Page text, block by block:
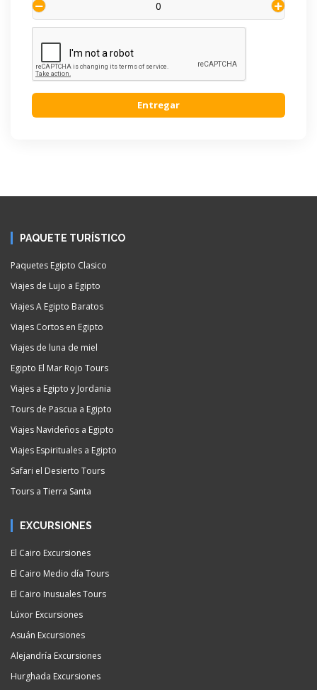
Entregar
PAQUETE TURÍSTICO
Paquetes Egipto Clasico
Viajes de Lujo a Egipto
Viajes A Egipto Baratos
Viajes Cortos en Egipto
Viajes de luna de miel
Egipto El Mar Rojo Tours
Viajes a Egipto y Jordania
Tours de Pascua a Egipto
Viajes Navideños a Egipto
Viajes Espirituales a Egipto
Safari el Desierto Tours
Tours a Tierra Santa
EXCURSIONES
El Cairo Excursiones
El Cairo Medio día Tours
El Cairo Inusuales Tours
Lúxor Excursiones
Asuán Excursiones
Alejandría Excursiones
Hurghada Excursiones